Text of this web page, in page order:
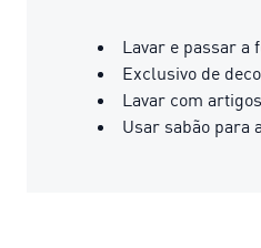
Lavar e passar a
Exclusivo de
Lavar com
Usar sabão para